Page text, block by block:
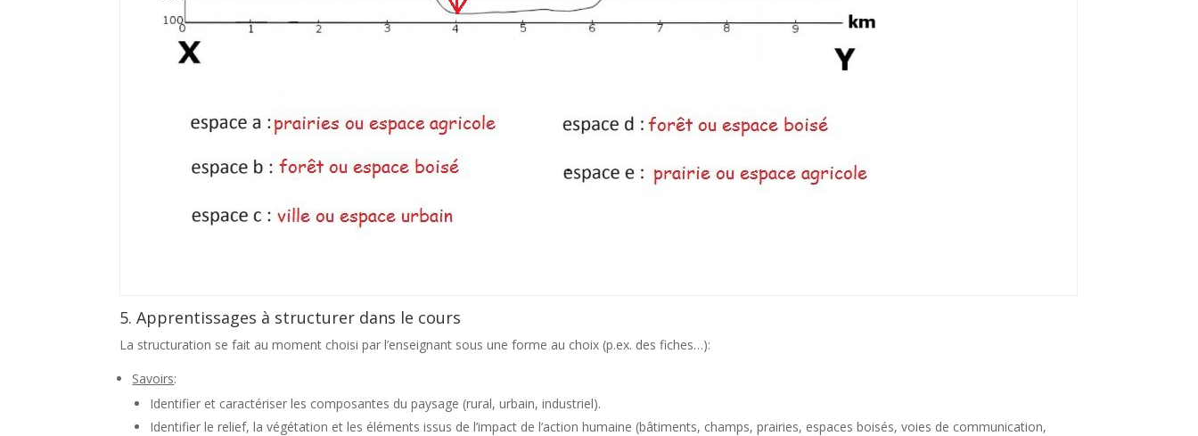
5. Apprentissages à structurer dans le cours
La structuration se fait au moment choisi par l’enseignant sous une forme au choix (p.ex. des fiches…):
Savoirs:
Identifier et caractériser les composantes du paysage (rural, urbain, industriel).
Identifier le relief, la végétation et les éléments issus de l’impact de l’action humaine (bâtiments, champs, prairies, espaces boisés, voies de communication,